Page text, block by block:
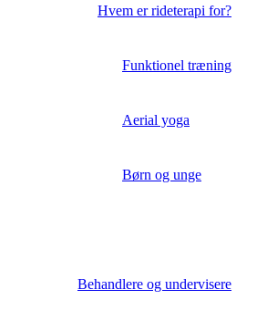
Hvem er rideterapi for?
Funktionel træning
Aerial yoga
Børn og unge
Behandlere og undervisere